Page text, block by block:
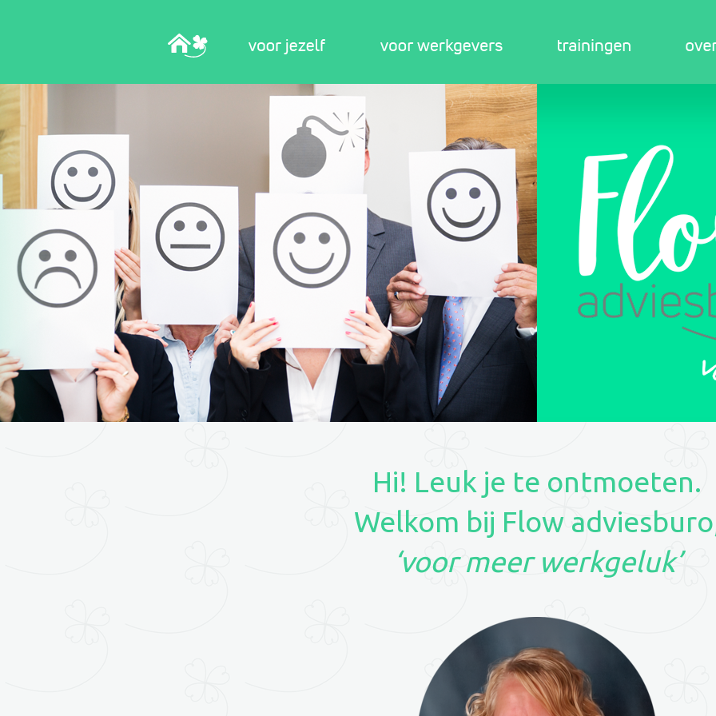
Hi! Leuk je te ontmoeten.
Welkom bij Flow
‘voor meer werkgeluk’